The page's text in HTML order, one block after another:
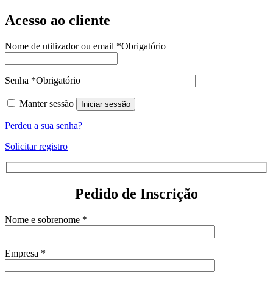
Acesso ao cliente
Nome de utilizador ou email *Obrigatório
Senha *Obrigatório
Manter sessão Iniciar sessão
Perdeu a sua senha?
Solicitar registro
Pedido de Inscrição
Nome e sobrenome *
Empresa *